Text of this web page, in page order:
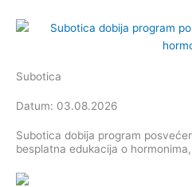
Subotica
Datum: 03.08.2026
Subotica dobija program
besplatna edukacija o